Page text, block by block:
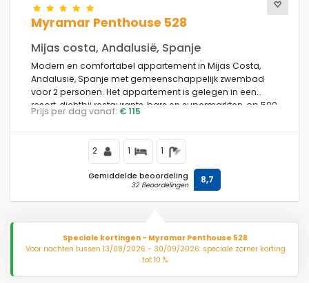
Myramar Penthouse 528
Mijas costa, Andalusië, Spanje
Modern en comfortabel appartement in Mijas Costa,
Andalusië, Spanje met gemeenschappelijk zwembad
voor 2 personen. Het appartement is gelegen in een
resort, dichtbij restaurants, bars en supermarkten, op 500
m van El Faro Beach, 5 km van Fuengirola en 0,5 km van
Prijs per dag vanaf: € 115
2 1 1
Gemiddelde beoordeling
32 Beoordelingen 8,7
Speciale kortingen - Myramar Penthouse 528
Voor nachten tussen 13/08/2026 - 30/09/2026: speciale zomer korting
tot 10 %.